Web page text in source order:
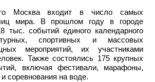
Москва входит в число самых
мира. В прошлом году в городе
тыс. событий единого календарного
спортивных и массовых
мероприятий, их участниками
Также состоялись 175 крупных
включая фестивали, марафоны,
соревнования на воде.